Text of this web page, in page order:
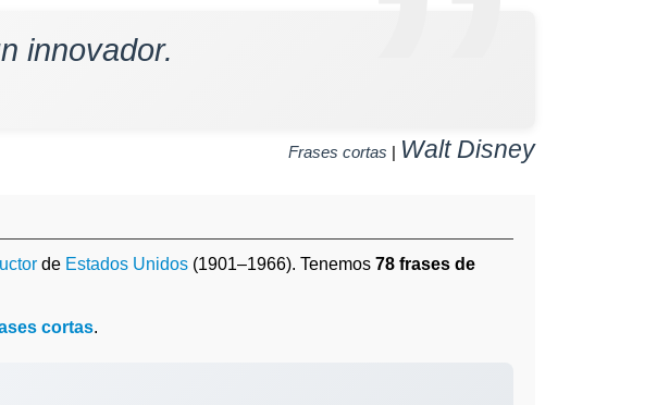
innovador.
Frases cortas | Walt Disney
de Estados Unidos (1901–1966). Tenemos 78 frases de
cortas.